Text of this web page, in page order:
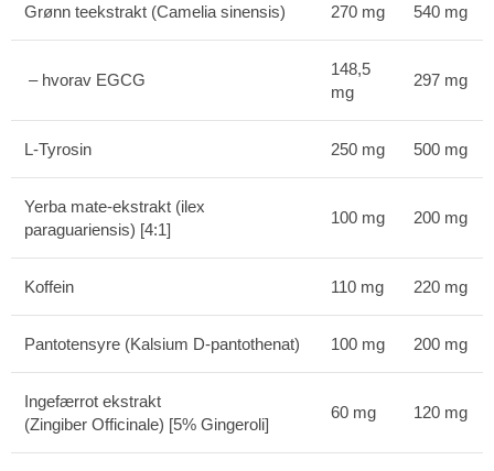
Grønn teekstrakt (Camelia sinensis) 270 mg 540 mg
– hvorav EGCG
148,5
mg
297 mg
L-Tyrosin 250 mg 500 mg
Yerba mate-ekstrakt (ilex
paraguariensis) [4:1]
100 mg 200 mg
Koffein 110 mg 220 mg
Pantotensyre (Kalsium D-pantothenat) 100 mg 200 mg
Ingefærrot ekstrakt
(Zingiber Officinale) [5% Gingeroli]
60 mg 120 mg